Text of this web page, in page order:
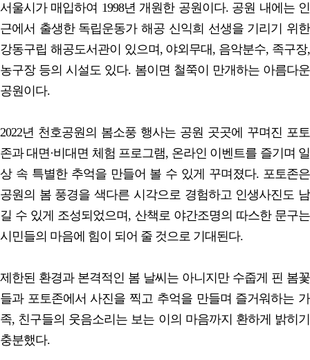
서울시가 매입하여 1998년 개원한 공원이다. 공원 내에는 인
근에서 출생한 독립운동가 해공 신익희 선생을 기리기 위한
강동구립 해공도서관이 있으며, 야외무대, 음악분수, 족구장,
농구장 등의 시설도 있다. 봄이면 철쭉이 만개하는 아름다운
공원이다.
2022년 천호공원의 봄소풍 행사는 공원 곳곳에 꾸며진 포토
존과 대면·비대면 체험 프로그램, 온라인 이벤트를 즐기며 일
상 속 특별한 추억을 만들어 볼 수 있게 꾸며졌다. 포토존은
공원의 봄 풍경을 색다른 시각으로 경험하고 인생사진도 남
길 수 있게 조성되었으며, 산책로 야간조명의 따스한 문구는
시민들의 마음에 힘이 되어 줄 것으로 기대된다.
제한된 환경과 본격적인 봄 날씨는 아니지만 수줍게 핀 봄꽃
들과 포토존에서 사진을 찍고 추억을 만들며 즐거워하는 가
족, 친구들의 웃음소리는 보는 이의 마음까지 환하게 밝히기
충분했다.